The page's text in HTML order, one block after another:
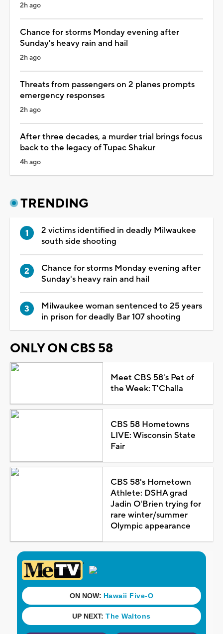
2h ago
Chance for storms Monday evening after
Sunday's heavy rain and hail
2h ago
Threats from passengers on 2 planes prompts
emergency responses
2h ago
After three decades, a murder trial brings focus
back to the legacy of Tupac Shakur
4h ago
TRENDING
2 victims identified in deadly Milwaukee
south side shooting
Chance for storms Monday evening after
Sunday's heavy rain and hail
Milwaukee woman sentenced to 25 years
in prison for deadly Bar 107 shooting
ONLY ON CBS 58
Meet CBS 58's Pet of
the Week: T'Challa
CBS 58 Hometowns
LIVE: Wisconsin State
Fair
CBS 58's Hometown
Athlete: DSHA grad
Jadin O'Brien trying for
rare winter/summer
Olympic appearance